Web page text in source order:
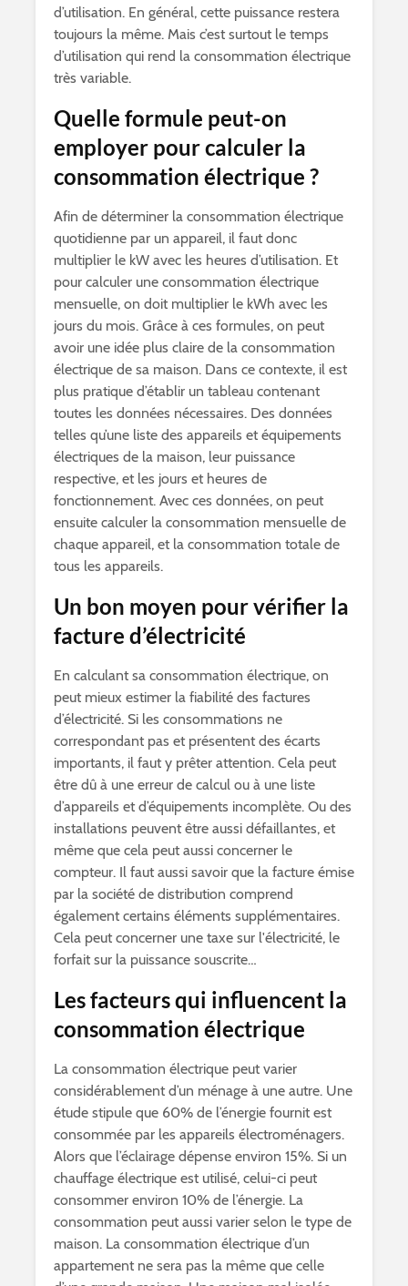
d’utilisation. En général, cette puissance restera
toujours la même. Mais c’est surtout le temps
d’utilisation qui rend la consommation électrique
très variable.
Quelle formule peut-on
employer pour calculer la
consommation électrique ?
Afin de déterminer la consommation électrique
quotidienne par un appareil, il faut donc
multiplier le kW avec les heures d’utilisation. Et
pour calculer une consommation électrique
mensuelle, on doit multiplier le kWh avec les
jours du mois. Grâce à ces formules, on peut
avoir une idée plus claire de la consommation
électrique de sa maison. Dans ce contexte, il est
plus pratique d’établir un tableau contenant
toutes les données nécessaires. Des données
telles qu’une liste des appareils et équipements
électriques de la maison, leur puissance
respective, et les jours et heures de
fonctionnement. Avec ces données, on peut
ensuite calculer la consommation mensuelle de
chaque appareil, et la consommation totale de
tous les appareils.
Un bon moyen pour vérifier la
facture d’électricité
En calculant sa consommation électrique, on
peut mieux estimer la fiabilité des factures
d’électricité. Si les consommations ne
correspondant pas et présentent des écarts
importants, il faut y prêter attention. Cela peut
être dû à une erreur de calcul ou à une liste
d’appareils et d’équipements incomplète. Ou des
installations peuvent être aussi défaillantes, et
même que cela peut aussi concerner le
compteur. Il faut aussi savoir que la facture émise
par la société de distribution comprend
également certains éléments supplémentaires.
Cela peut concerner une taxe sur l'électricité, le
forfait sur la puissance souscrite…
Les facteurs qui influencent la
consommation électrique
La consommation électrique peut varier
considérablement d’un ménage à une autre. Une
étude stipule que 60% de l’énergie fournit est
consommée par les appareils électroménagers.
Alors que l’éclairage dépense environ 15%. Si un
chauffage électrique est utilisé, celui-ci peut
consommer environ 10% de l’énergie. La
consommation peut aussi varier selon le type de
maison. La consommation électrique d’un
appartement ne sera pas la même que celle